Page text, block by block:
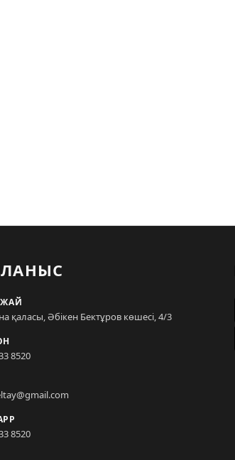
қаласы, Әбікен Бектұров көшесі, 4/3
8520
8520